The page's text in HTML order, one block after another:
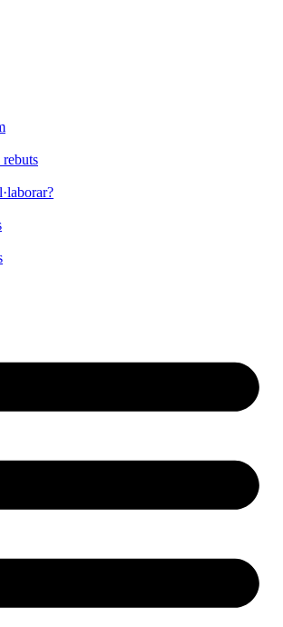
rebuts